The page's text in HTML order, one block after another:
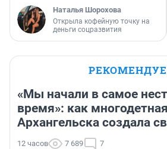
Наталья Шорохова
Открыла кофейную точку на
деньги соцразвития
«Мы начали в самое
время»: как
Архангельска создала
12 часов 7 689 7